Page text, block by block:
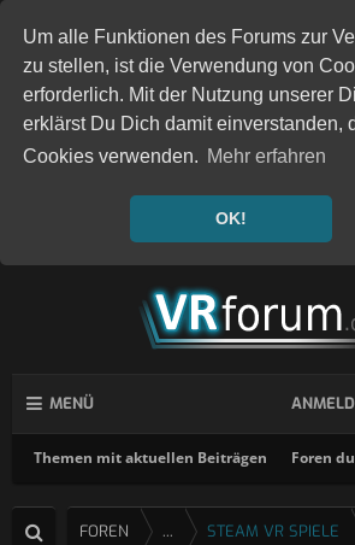
Um alle Funktionen des Forums zur
zu stellen, ist die Verwendung von
erforderlich. Mit der Nutzung unserer
erklärst Du Dich damit einverstanden,
Cookies verwenden. Mehr erfahren
OK!
MENÜ
Themen mit aktuellen Beiträgen Foren
FOREN ... STEAM VR SPIELE